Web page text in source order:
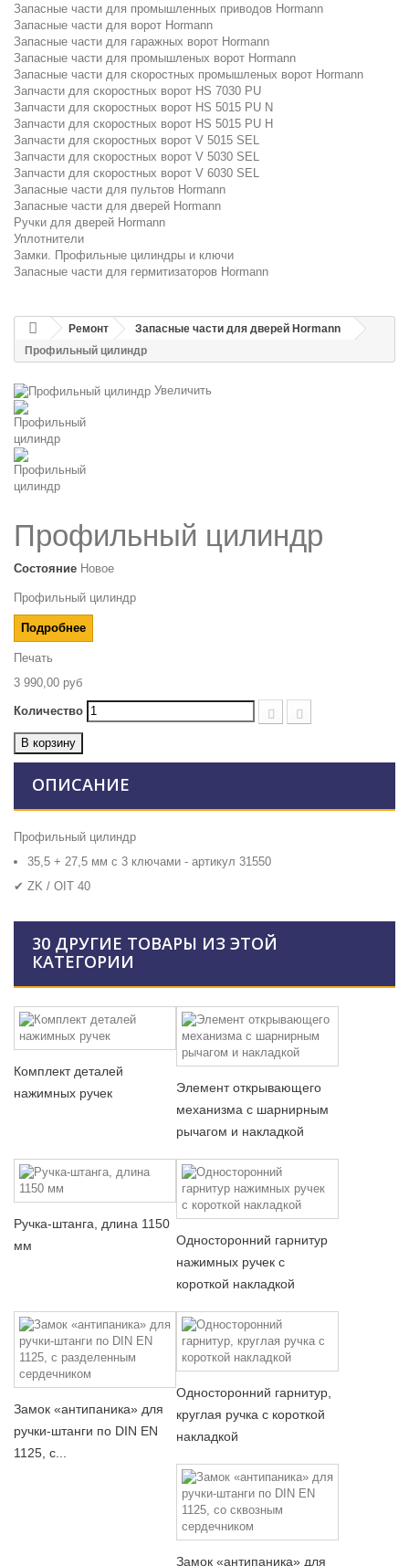
Запасные части для промышленных приводов Hormann
Запасные части для ворот Hormann
Запасные части для гаражных ворот Hormann
Запасные части для промышленых ворот Hormann
Запасные части для скоростных промышленых ворот Hormann
Запчасти для скоростных ворот HS 7030 PU
Запчасти для скоростных ворот HS 5015 PU N
Запчасти для скоростных ворот HS 5015 PU H
Запчасти для скоростных ворот V 5015 SEL
Запчасти для скоростных ворот V 5030 SEL
Запчасти для скоростных ворот V 6030 SEL
Запасные части для пультов Hormann
Запасные части для дверей Hormann
Ручки для дверей Hormann
Уплотнители
Замки. Профильные цилиндры и ключи
Запасные части для гермитизаторов Hormann
Ремонт
Запасные части для дверей Hormann
Профильный цилиндр
Увеличить
Профильный цилиндр
Состояние Новое
Профильный цилиндр
Подробнее
Печать
3 990,00 руб
Количество
В корзину
ОПИСАНИЕ
Профильный цилиндр
35,5 + 27,5 мм с 3 ключами - артикул 31550
✔ ZK / OIT 40
30 ДРУГИЕ ТОВАРЫ ИЗ ЭТОЙ
КАТЕГОРИИ
Комплект деталей
нажимных ручек
Элемент открывающего
механизма с шарнирным
рычагом и накладкой
Ручка-штанга, длина 1150
мм
Односторонний гарнитур
нажимных ручек с
короткой накладкой
Замок «антипаника» для
ручки-штанги по DIN EN
1125, с...
Односторонний гарнитур,
круглая ручка с короткой
накладкой
Замок «антипаника» для